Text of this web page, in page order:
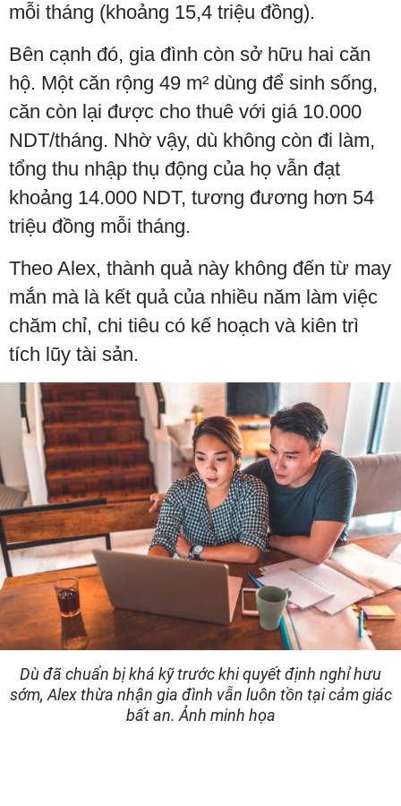
mỗi tháng (khoảng 15,4 triệu đồng).
Bên cạnh đó, gia đình còn sở hữu hai căn
hộ. Một căn rộng 49 m² dùng để sinh sống,
căn còn lại được cho thuê với giá 10.000
NDT/tháng. Nhờ vậy, dù không còn đi làm,
tổng thu nhập thụ động của họ vẫn đạt
khoảng 14.000 NDT, tương đương hơn 54
triệu đồng mỗi tháng.
Theo Alex, thành quả này không đến từ may
mắn mà là kết quả của nhiều năm làm việc
chăm chỉ, chi tiêu có kế hoạch và kiên trì
tích lũy tài sản.
Dù đã chuẩn bị khá kỹ trước khi quyết định nghỉ hưu
sớm, Alex thừa nhận gia đình vẫn luôn tồn tại cảm giác
bất an. Ảnh minh họa